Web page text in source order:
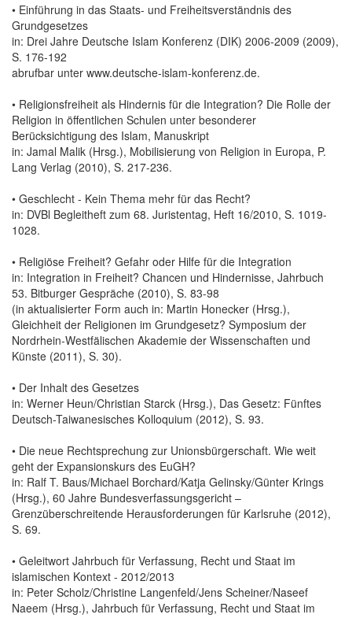
• Einführung in das Staats- und Freiheitsverständnis des
Grundgesetzes
in: Drei Jahre Deutsche Islam Konferenz (DIK) 2006-2009 (2009),
S. 176-192
abrufbar unter www.deutsche-islam-konferenz.de.
• Religionsfreiheit als Hindernis für die Integration? Die Rolle der
Religion in öffentlichen Schulen unter besonderer
Berücksichtigung des Islam, Manuskript
in: Jamal Malik (Hrsg.), Mobilisierung von Religion in Europa, P.
Lang Verlag (2010), S. 217-236.
• Geschlecht - Kein Thema mehr für das Recht?
in: DVBl Begleitheft zum 68. Juristentag, Heft 16/2010, S. 1019-
1028.
• Religiöse Freiheit? Gefahr oder Hilfe für die Integration
in: Integration in Freiheit? Chancen und Hindernisse, Jahrbuch
53. Bitburger Gespräche (2010), S. 83-98
(in aktualisierter Form auch in: Martin Honecker (Hrsg.),
Gleichheit der Religionen im Grundgesetz? Symposium der
Nordrhein-Westfälischen Akademie der Wissenschaften und
Künste (2011), S. 30).
• Der Inhalt des Gesetzes
in: Werner Heun/Christian Starck (Hrsg.), Das Gesetz: Fünftes
Deutsch-Taiwanesisches Kolloquium (2012), S. 93.
• Die neue Rechtsprechung zur Unionsbürgerschaft. Wie weit
geht der Expansionskurs des EuGH?
in: Ralf T. Baus/Michael Borchard/Katja Gelinsky/Günter Krings
(Hrsg.), 60 Jahre Bundesverfassungsgericht –
Grenzüberschreitende Herausforderungen für Karlsruhe (2012),
S. 69.
• Geleitwort Jahrbuch für Verfassung, Recht und Staat im
islamischen Kontext - 2012/2013
in: Peter Scholz/Christine Langenfeld/Jens Scheiner/Naseef
Naeem (Hrsg.), Jahrbuch für Verfassung, Recht und Staat im